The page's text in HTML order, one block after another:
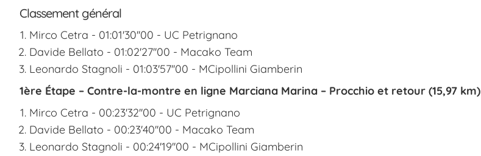
Classement général
Mirco Cetra - 01:01'30''00 - UC Petrignano
Davide Bellato - 01:02'27''00 - Macako Team
Leonardo Stagnoli - 01:03'57''00 - MCipollini Giamberin
1ère Étape – Contre-la-montre en ligne Marciana Marina – Procchio et retour (15,97 km)
Mirco Cetra - 00:23'32''00 - UC Petrignano
Davide Bellato - 00:23'40''00 - Macako Team
Leonardo Stagnoli - 00:24'19''00 - MCipollini Giamberin